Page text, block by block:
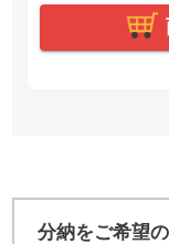
分納をご希望